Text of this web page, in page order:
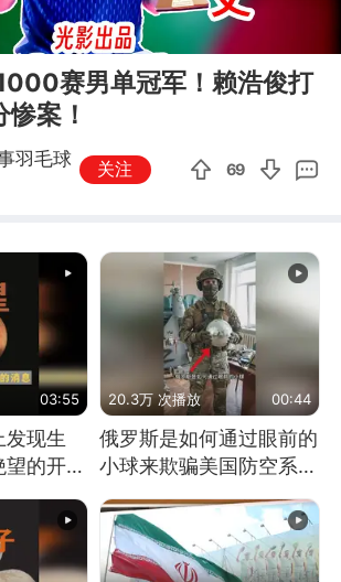
09:56
赛男单冠军！赖浩俊打
案！
羽毛球 关注 69
03:55
发现生
望的开
20.3万 次播放 00:44
俄罗斯是如何通过眼前的
小球来欺骗美国防空系统
的